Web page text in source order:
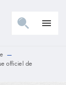
menu
—
officiel de